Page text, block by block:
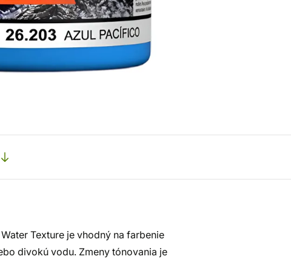
Texture je vhodný na farbenie
divokú vodu. Zmeny tónovania je